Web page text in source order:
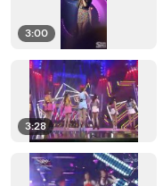
3:00
3:28